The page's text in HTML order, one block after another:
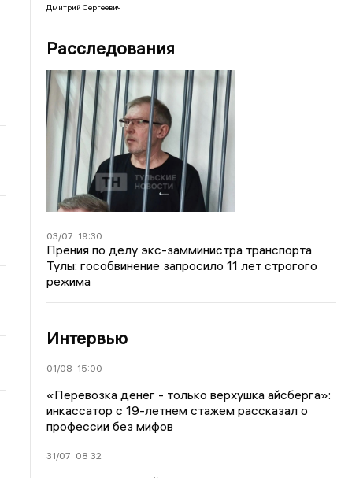
Дмитрий Сергеевич
Расследования
03/07 19:30
Прения по делу экс-замминистра транспорта
Тулы: гособвинение запросило 11 лет строгого
режима
Интервью
01/08 15:00
«Перевозка денег - только верхушка айсберга»:
инкассатор с 19-летнем стажем рассказал о
профессии без мифов
31/07 08:32